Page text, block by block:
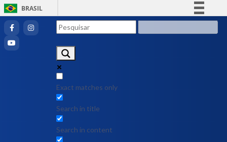
BRASIL
Exact matches only
Search in title
Search in content